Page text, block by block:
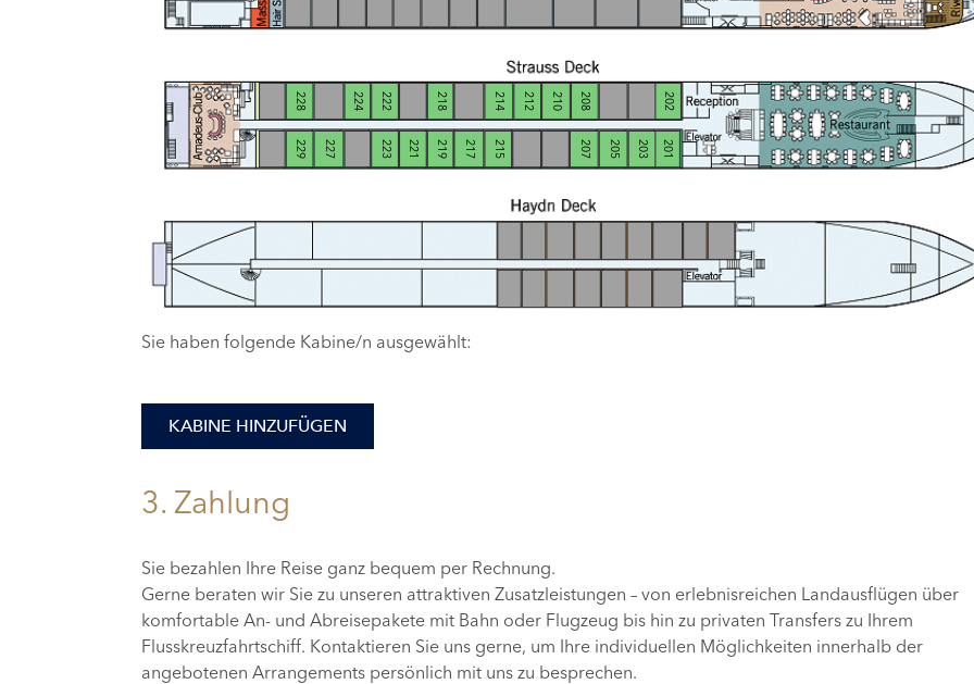
201
202
203
205
207
208
210
212
214
215
217
218
219
221
222
223
224
227
228
229
Sie haben folgende Kabine/n ausgewählt:
KABINE HINZUFÜGEN
3. Zahlung
Sie bezahlen Ihre Reise ganz bequem per Rechnung.
Gerne beraten wir Sie zu unseren attraktiven Zusatzleistungen – von erlebnisreichen Landausflügen über
komfortable An- und Abreisepakete mit Bahn oder Flugzeug bis hin zu privaten Transfers zu Ihrem
Flusskreuzfahrtschiff. Kontaktieren Sie uns gerne, um Ihre individuellen Möglichkeiten innerhalb der
angebotenen Arrangements persönlich mit uns zu besprechen.